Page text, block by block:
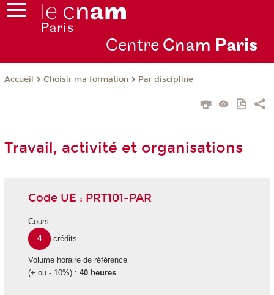
Centre Cnam Paris
Accueil Choisir ma formation Par discipline
Travail, activité et organisations
Code UE : PRT101-PAR
Cours
4
crédits
Volume horaire de référence
(+ ou - 10%) : 40 heures